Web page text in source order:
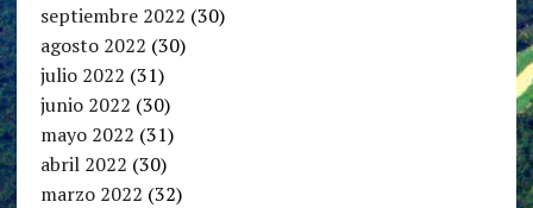
septiembre 2022 (30)
agosto 2022 (30)
julio 2022 (31)
junio 2022 (30)
mayo 2022 (31)
abril 2022 (30)
marzo 2022 (32)